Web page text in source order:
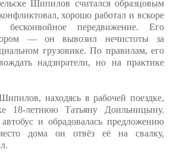
Шипилов считался образцовым
хорошо работал и вскоре
передвижение. Его
— он вывозил нечистоты за
грузовике. По правилам, его
надзиратели, но на практике
находясь в рабочей поездке,
18-летнюю Татьяну Доильницыну.
и обрадовалась предложению
дома он отвёз её на свалку,